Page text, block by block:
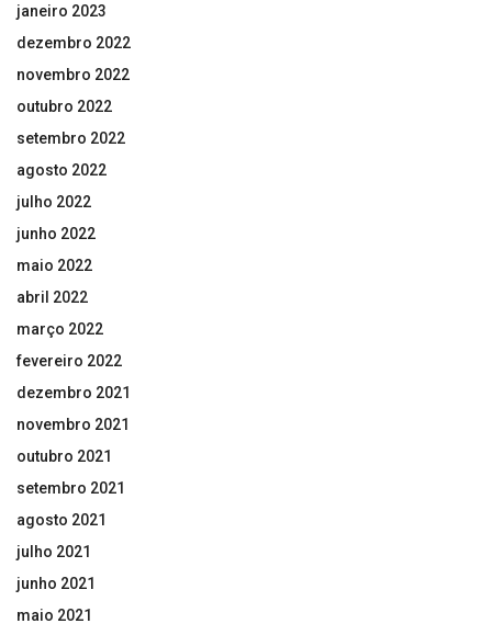
janeiro 2023
dezembro 2022
novembro 2022
outubro 2022
setembro 2022
agosto 2022
julho 2022
junho 2022
maio 2022
abril 2022
março 2022
fevereiro 2022
dezembro 2021
novembro 2021
outubro 2021
setembro 2021
agosto 2021
julho 2021
junho 2021
maio 2021